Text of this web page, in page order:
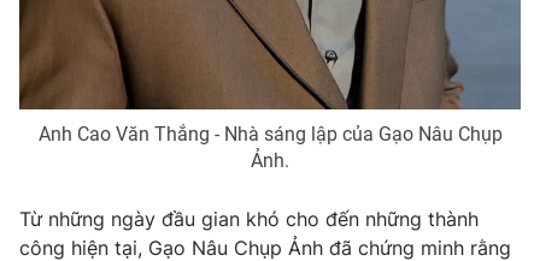
Anh Cao Văn Thắng - Nhà sáng lập của Gạo Nâu Chụp
Ảnh.
Từ những ngày đầu gian khó cho đến những thành
công hiện tại, Gạo Nâu Chụp Ảnh đã chứng minh rằng